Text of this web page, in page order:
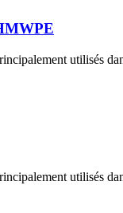
utilisés
utilisés